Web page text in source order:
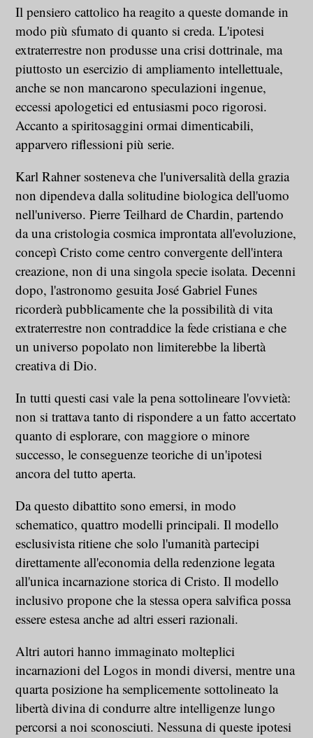
Il pensiero cattolico ha reagito a queste domande in
modo più sfumato di quanto si creda. L'ipotesi
extraterrestre non produsse una crisi dottrinale, ma
piuttosto un esercizio di ampliamento intellettuale,
anche se non mancarono speculazioni ingenue,
eccessi apologetici ed entusiasmi poco rigorosi.
Accanto a spiritosaggini ormai dimenticabili,
apparvero riflessioni più serie.
Karl Rahner sosteneva che l'universalità della grazia
non dipendeva dalla solitudine biologica dell'uomo
nell'universo. Pierre Teilhard de Chardin, partendo
da una cristologia cosmica improntata all'evoluzione,
concepì Cristo come centro convergente dell'intera
creazione, non di una singola specie isolata. Decenni
dopo, l'astronomo gesuita José Gabriel Funes
ricorderà pubblicamente che la possibilità di vita
extraterrestre non contraddice la fede cristiana e che
un universo popolato non limiterebbe la libertà
creativa di Dio.
In tutti questi casi vale la pena sottolineare l'ovvietà:
non si trattava tanto di rispondere a un fatto accertato
quanto di esplorare, con maggiore o minore
successo, le conseguenze teoriche di un'ipotesi
ancora del tutto aperta.
Da questo dibattito sono emersi, in modo
schematico, quattro modelli principali. Il modello
esclusivista ritiene che solo l'umanità partecipi
direttamente all'economia della redenzione legata
all'unica incarnazione storica di Cristo. Il modello
inclusivo propone che la stessa opera salvifica possa
essere estesa anche ad altri esseri razionali.
Altri autori hanno immaginato molteplici
incarnazioni del Logos in mondi diversi, mentre una
quarta posizione ha semplicemente sottolineato la
libertà divina di condurre altre intelligenze lungo
percorsi a noi sconosciuti. Nessuna di queste ipotesi